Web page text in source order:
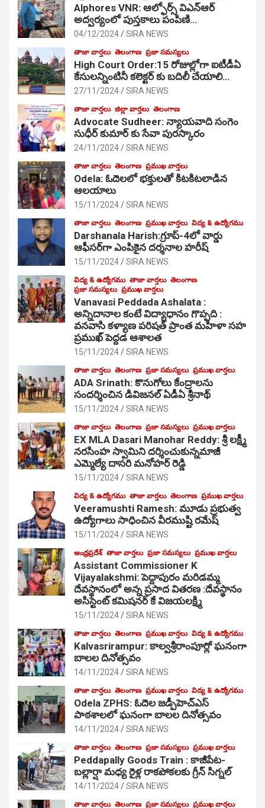
Alphores VNR: ఆల్ఫోర్స్ విఎన్ఆర్
అద్వర్యంలో పుస్తకాలు పంపిణి…
04/12/2024 SIRA NEWS
తాజా వార్తలు తెలంగాణ ప్రజా సమస్యలు
High Court Order:15 రోజుల్లోగా ఐటీడీఏ
కేసులన్నింటినీ కలెక్టర్ కు బదిలీ చేయాలి…
27/11/2024 SIRA NEWS
తాజా వార్తలు జిల్లా వార్తలు తెలంగాణ
Advocate Sudheer: న్యాయవాది సంగెం
సుధీర్ కుమార్ కు సేవా పురస్కారం
24/11/2024 SIRA NEWS
తాజా వార్తలు తెలంగాణ ప్రముఖ వార్తలు
Odela: ఓదెల‌లో భక్తులతో కిటకిటలాడిన
ఆల‌యాలు
15/11/2024 SIRA NEWS
తాజా వార్తలు తెలంగాణ ప్రముఖ వార్తలు విద్య & ఉద్యోగము
Darshanala Harish:గ్రూప్-4లో వార్డు
ఆఫీసర్‌గా ఎంపికైన దర్శనాల హరీష్
15/11/2024 SIRA NEWS
విద్య & ఉద్యోగము తాజా వార్తలు తెలంగాణ
ప్రజా సమస్యలు ప్రముఖ వార్తలు
Vanavasi Peddada Ashalata :
అన్నిదానాల కంటే విద్యాధానం గొప్పది :
వనవాసి కళ్యాణ పరిషత్ ప్రాంత మహిళా సహ
ప్రముఖ్ పెద్దడ ఆశాలత
15/11/2024 SIRA NEWS
తాజా వార్తలు తెలంగాణ ప్రజా సమస్యలు ప్రముఖ వార్తలు
ADA Srinath: కొనుగోలు కేంద్రాల‌ను
సంద‌ర్శించిన డివిజనల్ ఏడీఏ శ్రీనాథ్
15/11/2024 SIRA NEWS
తాజా వార్తలు తెలంగాణ ప్రజా సమస్యలు ప్రముఖ వార్తలు
EX MLA Dasari Manohar Reddy: శ్రీ లక్ష్మీ
నరసింహ స్వామిని దర్శించుకున్నమాజీ
ఎమ్మెల్యే దాసరి మనోహర్ రెడ్డి
15/11/2024 SIRA NEWS
విద్య & ఉద్యోగము తాజా వార్తలు తెలంగాణ ప్రముఖ వార్తలు
Veeramushti Ramesh: మూడు ప్రభుత్వ
ఉద్యోగాలు సాధించిన వీరముష్టి రమేష్
15/11/2024 SIRA NEWS
ఆంధ్రప్రదేశ్ తాజా వార్తలు ప్రజా సమస్యలు ప్రముఖ వార్తలు
Assistant Commissioner K
Vijayalakshmi: పెద్దాపురం మరిడమ్మ
దేవస్థానంలో అన్న ప్రసాద వితరణ :దేవస్థానం
అసిస్టెంట్ కమిషనర్ కే విజయలక్ష్మి
15/11/2024 SIRA NEWS
తాజా వార్తలు తెలంగాణ ప్రముఖ వార్తలు విద్య & ఉద్యోగము
Kalvasrirampur: కాల్వశ్రీరాంపూర్లో ఘనంగా
బాలల దినోత్సవం
14/11/2024 SIRA NEWS
తాజా వార్తలు తెలంగాణ ప్రముఖ వార్తలు విద్య & ఉద్యోగము
Odela ZPHS: ఓదెల జ‌డ్పీహెచ్ఎస్
పాఠ‌శాల‌లో ఘనంగా బాలల దినోత్సవం
14/11/2024 SIRA NEWS
తాజా వార్తలు తెలంగాణ ప్రజా సమస్యలు ప్రముఖ వార్తలు
Peddapally Goods Train : కాజీపేట-
బల్లార్షా మధ్య రైళ్ల రాకపోకలకు గ్రీన్ సిగ్నల్
14/11/2024 SIRA NEWS
తాజా వార్తలు తెలంగాణ ప్రజా సమస్యలు ప్రముఖ వార్తలు